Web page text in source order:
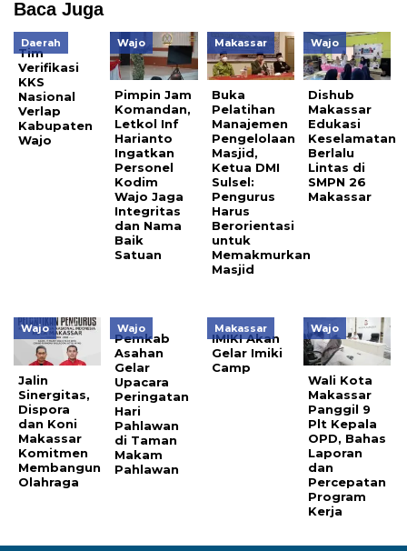
Baca Juga
Daerah
Tim
Verifikasi
KKS
Nasional
Verlap
Kabupaten
Wajo
Wajo
Pimpin Jam
Komandan,
Letkol Inf
Harianto
Ingatkan
Personel
Kodim
Wajo Jaga
Integritas
dan Nama
Baik
Satuan
Makassar
Buka
Pelatihan
Manajemen
Pengelolaan
Masjid,
Ketua DMI
Sulsel:
Pengurus
Harus
Berorientasi
untuk
Memakmurkan
Masjid
Wajo
Dishub
Makassar
Edukasi
Keselamatan
Berlalu
Lintas di
SMPN 26
Makassar
Wajo
Jalin
Sinergitas,
Dispora
dan Koni
Makassar
Komitmen
Membangun
Olahraga
Wajo
Pemkab
Asahan
Gelar
Upacara
Peringatan
Hari
Pahlawan
di Taman
Makam
Pahlawan
Makassar
IMIKI Akan
Gelar Imiki
Camp
Wajo
Wali Kota
Makassar
Panggil 9
Plt Kepala
OPD, Bahas
Laporan
dan
Percepatan
Program
Kerja